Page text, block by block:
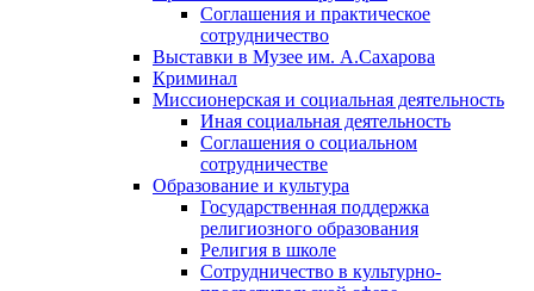
Соглашения и практическое
сотрудничество
Выставки в Музее им. А.Сахарова
Криминал
Миссионерская и социальная деятельность
Иная социальная деятельность
Соглашения о социальном
сотрудничестве
Образование и культура
Государственная поддержка
религиозного образования
Религия в школе
Сотрудничество в культурно-